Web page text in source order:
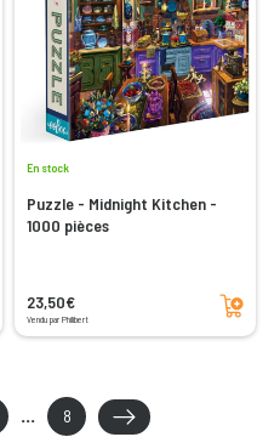
En stock
Puzzle - Midnight Kitchen -
1000 pièces
23,50€
Vendu par Philibert
Ajouter au panier
... 8